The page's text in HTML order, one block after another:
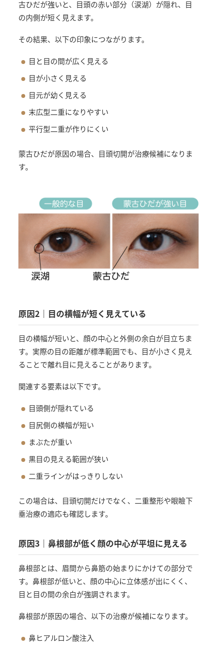
古ひだが強いと、目頭の赤い部分（涙湖）が隠れ、目
の内側が短く見えます。
その結果、以下の印象につながります。
目と目の間が広く見える
目が小さく見える
目元が幼く見える
末広型二重になりやすい
平行型二重が作りにくい
蒙古ひだが原因の場合、目頭切開が治療候補になりま
す。
原因2｜目の横幅が短く見えている
目の横幅が短いと、顔の中心と外側の余白が目立ちま
す。実際の目の距離が標準範囲でも、目が小さく見え
ることで離れ目に見えることがあります。
関連する要素は以下です。
目頭側が隠れている
目尻側の横幅が短い
まぶたが重い
黒目の見える範囲が狭い
二重ラインがはっきりしない
この場合は、目頭切開だけでなく、二重整形や眼瞼下
垂治療の適応も確認します。
原因3｜鼻根部が低く顔の中心が平坦に見える
鼻根部とは、眉間から鼻筋の始まりにかけての部分で
す。鼻根部が低いと、顔の中心に立体感が出にくく、
目と目の間の余白が強調されます。
鼻根部が原因の場合、以下の治療が候補になります。
鼻ヒアルロン酸注入